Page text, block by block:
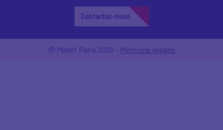
Contactez-nous
© Medef Paris 2026 - Mentions légales